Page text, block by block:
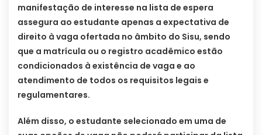
manifestação de interesse na lista de espera
assegura ao estudante apenas a expectativa de
direito à vaga ofertada no âmbito do Sisu, sendo
que a matrícula ou o registro acadêmico estão
condicionados à existência de vaga e ao
atendimento de todos os requisitos legais e
regulamentares.
Além disso, o estudante selecionado em uma de